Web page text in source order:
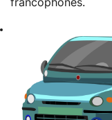
francophones.